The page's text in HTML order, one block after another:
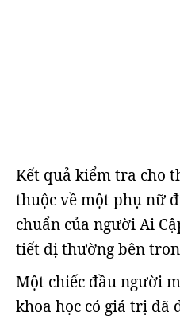
Kết quả kiểm tra cho
thuộc về một phụ nữ
chuẩn của người Ai
tiết dị thường bên
Một chiếc đầu người
khoa học có giá trị đã